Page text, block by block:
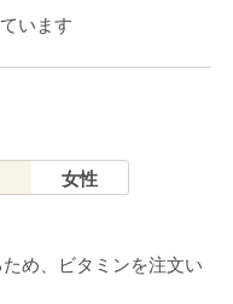
います
女性
め、ビタミンを注文い